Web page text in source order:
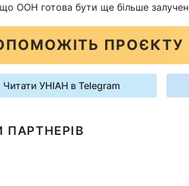
ООН готова бути ще більше
ПРОЄКТУ
Читати УНІАН в Telegram